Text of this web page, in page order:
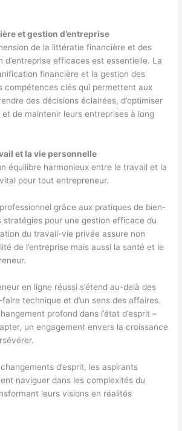
et gestion d’entreprise
de la littératie financière et des
d’entreprise efficaces est essentielle. La
financière et la gestion des
compétences clés qui permettent aux
des décisions éclairées, d’optimiser
de maintenir leurs entreprises à long
et la vie personnelle
équilibre harmonieux entre le travail et la
pour tout entrepreneur.
grâce aux pratiques de bien-
stratégies pour une gestion efficace du
du travail-vie privée assure non
de l’entreprise mais aussi la santé et le
en ligne réussi s’étend au-delà des
technique et d’un sens des affaires.
profond dans l’état d’esprit –
un engagement envers la croissance
d’esprit, les aspirants
naviguer dans les complexités du
leurs visions en réalités